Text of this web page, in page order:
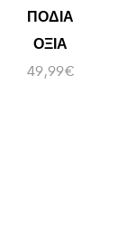
ΠΟΔΙΑ
ΟΞΙΑ
49,99€